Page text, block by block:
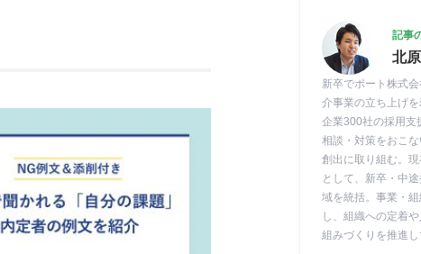
記事
北
新卒でポート株式
介事業の立ち上げ
企業300社の採用支
相談・対策をおこ
創出に取り組む。
として、新卒・中
域を統括。事業・
し、組織への定着
組みづくりを推進し